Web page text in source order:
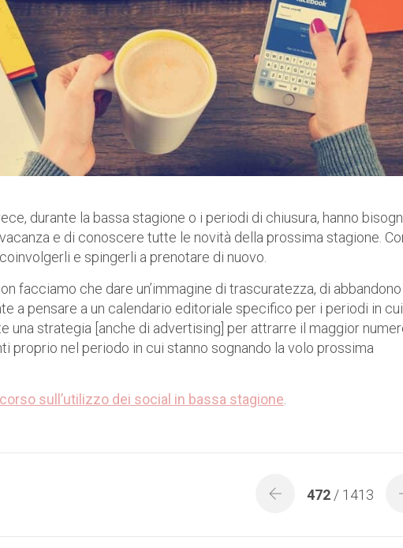
durante la bassa stagione o i periodi di chiusura, hanno
e di conoscere tutte le novità della prossima stagione.
e spingerli a prenotare di nuovo.
facciamo che dare un’immagine di trascuratezza, di abbandono
a pensare a un calendario editoriale specifico per i periodi in cui
una strategia [anche di advertising] per attrarre il maggior
proprio nel periodo in cui stanno sognando la volo prossima
sull’utilizzo dei social in bassa stagione
472 / 1413